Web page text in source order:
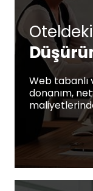
Web tabanlı
donanım,